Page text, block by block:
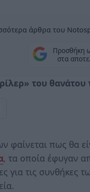
άρθρα του
Προσθήκη
στα
του
φαίνεται πως θα
, τα οποία έφυγαν
για τις συνθήκες